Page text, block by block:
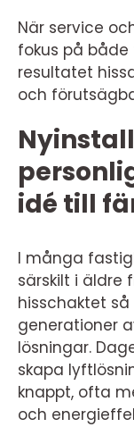
När service
fokus på
resultatet
och
idé till
I många
särskilt i äldre
hisschaktet
generationer
lösningar.
skapa
knappt, ofta
och